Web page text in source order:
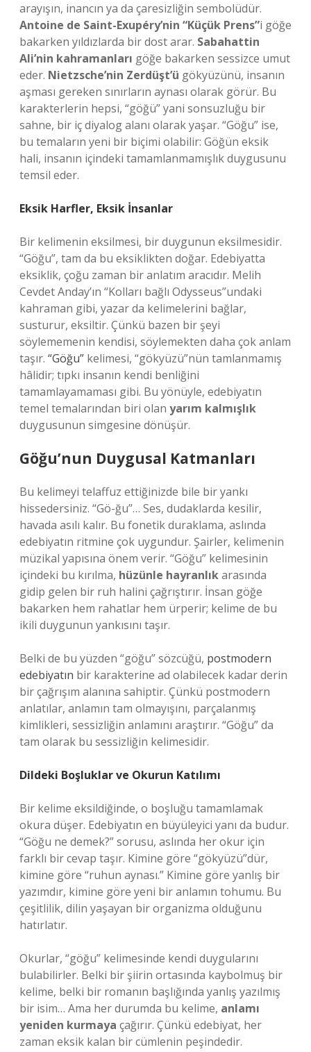
arayışın, inancın ya da çaresizliğin sembolüdür.
Antoine de Saint-Exupéry’nin “Küçük Prens”i göğe
bakarken yıldızlarda bir dost arar. Sabahattin
Ali’nin kahramanları göğe bakarken sessizce umut
eder. Nietzsche’nin Zerdüşt’ü gökyüzünü, insanın
aşması gereken sınırların aynası olarak görür. Bu
karakterlerin hepsi, “göğü” yani sonsuzluğu bir
sahne, bir iç diyalog alanı olarak yaşar. “Göğu” ise,
bu temaların yeni bir biçimi olabilir: Göğün eksik
hali, insanın içindeki tamamlanmamışlık duygusunu
temsil eder.
Eksik Harfler, Eksik İnsanlar
Bir kelimenin eksilmesi, bir duygunun eksilmesidir.
“Göğu”, tam da bu eksiklikten doğar. Edebiyatta
eksiklik, çoğu zaman bir anlatım aracıdır. Melih
Cevdet Anday’ın “Kolları bağlı Odysseus”undaki
kahraman gibi, yazar da kelimelerini bağlar,
susturur, eksiltir. Çünkü bazen bir şeyi
söylememenin kendisi, söylemekten daha çok anlam
taşır. “Göğu” kelimesi, “gökyüzü”nün tamlanmamış
hâlidir; tıpkı insanın kendi benliğini
tamamlayamaması gibi. Bu yönüyle, edebiyatın
temel temalarından biri olan yarım kalmışlık
duygusunun simgesine dönüşür.
Göğu’nun Duygusal Katmanları
Bu kelimeyi telaffuz ettiğinizde bile bir yankı
hissedersiniz. “Gö-ğu”… Ses, dudaklarda kesilir,
havada asılı kalır. Bu fonetik duraklama, aslında
edebiyatın ritmine çok uygundur. Şairler, kelimenin
müzikal yapısına önem verir. “Göğu” kelimesinin
içindeki bu kırılma, hüzünle hayranlıkarasında
gidip gelen bir ruh halini çağrıştırır. İnsan göğe
bakarken hem rahatlar hem ürperir; kelime de bu
ikili duygunun yankısını taşır.
Belki de bu yüzden “göğu” sözcüğü, postmodern
edebiyatın bir karakterine ad olabilecek kadar derin
bir çağrışım alanına sahiptir. Çünkü postmodern
anlatılar, anlamın tam olmayışını, parçalanmış
kimlikleri, sessizliğin anlamını araştırır. “Göğu” da
tam olarak bu sessizliğin kelimesidir.
Dildeki Boşluklar ve Okurun Katılımı
Bir kelime eksildiğinde, o boşluğu tamamlamak
okura düşer. Edebiyatın en büyüleyici yanı da budur.
“Göğu ne demek?” sorusu, aslında her okur için
farklı bir cevap taşır. Kimine göre “gökyüzü”dür,
kimine göre “ruhun aynası.” Kimine göre yanlış bir
yazımdır, kimine göre yeni bir anlamın tohumu. Bu
çeşitlilik, dilin yaşayan bir organizma olduğunu
hatırlatır.
Okurlar, “göğu” kelimesinde kendi duygularını
bulabilirler. Belki bir şiirin ortasında kaybolmuş bir
kelime, belki bir romanın başlığında yanlış yazılmış
bir isim… Ama her durumda bu kelime, anlamı
yeniden kurmaya çağırır. Çünkü edebiyat, her
zaman eksik kalan bir cümlenin peşindedir.